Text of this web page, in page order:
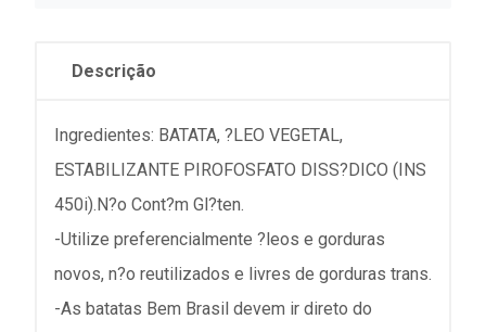
Descrição
Ingredientes: BATATA, ?LEO VEGETAL,
ESTABILIZANTE PIROFOSFATO DISS?DICO (INS
450i).N?o Cont?m Gl?ten.
-Utilize preferencialmente ?leos e gorduras
novos, n?o reutilizados e livres de gorduras trans.
-As batatas Bem Brasil devem ir direto do